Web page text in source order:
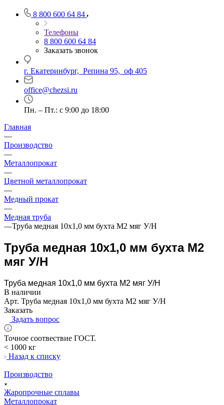
8 800 600 64 84
Телефоны
8 800 600 64 84
Заказать звонок
г. Екатеринбург, Репина 95, оф 405
office@chezsi.ru
Пн. – Пт.: с 9:00 до 18:00
Главная
—
Производство
—
Металлопрокат
—
Цветной металлопрокат
—
Медный прокат
—
Медная труба
—Труба медная 10х1,0 мм бухта М2 мяг У/Н
Труба медная 10х1,0 мм бухта М2
мяг У/Н
Труба медная 10х1,0 мм бухта М2 мяг У/Н
В наличии
Арт. Труба медная 10х1,0 мм бухта М2 мяг У/Н
Заказать
Задать вопрос
Точное соотвествие ГОСТ.
< 1000 кг
Назад к списку
Производство
Жаропрочные сплавы
Металлопрокат